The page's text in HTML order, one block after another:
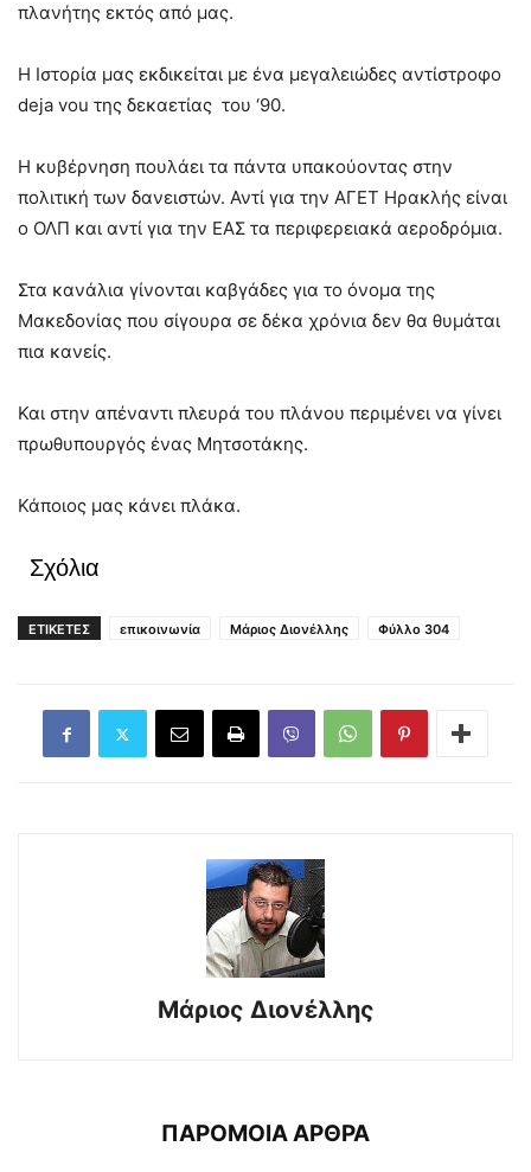
πλανήτης εκτός από μας.
Η Iστορία μας εκδικείται με ένα μεγαλειώδες αντίστροφο
deja vou της δεκαετίας του ‘90.
Η κυβέρνηση πουλάει τα πάντα υπακούοντας στην
πολιτική των δανειστών. Αντί για την ΑΓΕΤ Ηρακλής είναι
ο ΟΛΠ και αντί για την ΕΑΣ τα περιφερειακά αεροδρόμια.
Στα κανάλια γίνονται καβγάδες για το όνομα της
Μακεδονίας που σίγουρα σε δέκα χρόνια δεν θα θυμάται
πια κανείς.
Και στην απέναντι πλευρά του πλάνου περιμένει να γίνει
πρωθυπουργός ένας Μητσοτάκης.
Κάποιος μας κάνει πλάκα.
Σχόλια
ΕΤΙΚΕΤΕΣ επικοινωνία Μάριος Διονέλλης Φύλλο 304
Μάριος Διονέλλης
ΠΑΡΟΜΟΙΑ ΑΡΘΡΑ